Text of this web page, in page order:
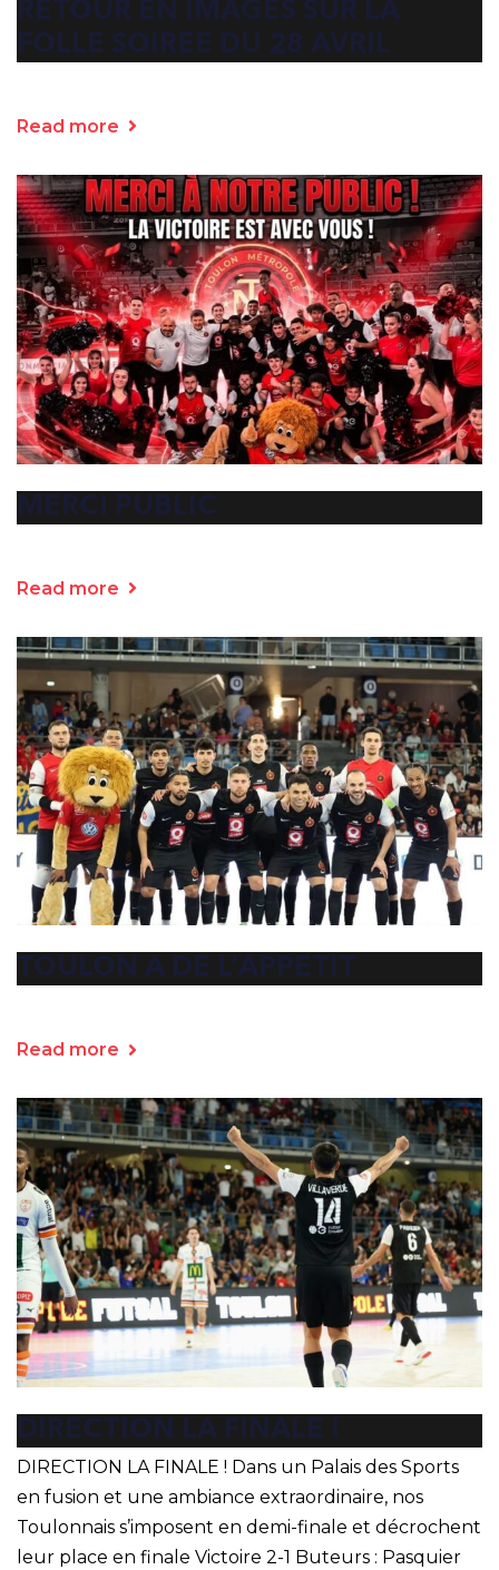
RETOUR EN IMAGES SUR LA
FOLLE SOIREE DU 28 AVRIL
Read more
MERCI PUBLIC
Read more
TOULON A DE L’APPETIT
Read more
DIRECTION LA FINALE !
DIRECTION LA FINALE ! Dans un Palais des Sports
en fusion et une ambiance extraordinaire, nos
Toulonnais s’imposent en demi-finale et décrochent
leur place en finale Victoire 2-1 Buteurs : Pasquier